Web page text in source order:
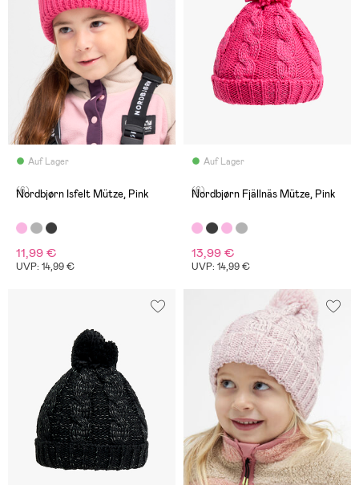
Auf Lager
(6)
Nordbjørn Isfelt Mütze, Pink
11,99 €
UVP: 14,99 €
Auf Lager
(6)
Nordbjørn Fjällnäs Mütze, Pink
13,99 €
UVP: 14,99 €